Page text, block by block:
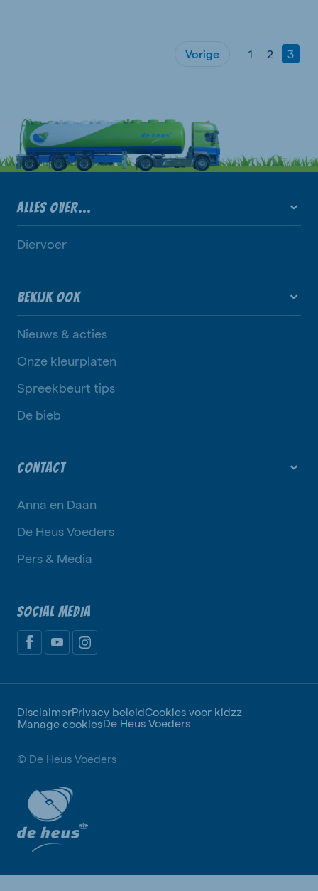
Vorige 1 2 3
ALLES OVER...
Diervoer
BEKIJK OOK
Nieuws & acties
Onze kleurplaten
Spreekbeurt tips
De bieb
CONTACT
Anna en Daan
De Heus Voeders
Pers & Media
SOCIAL MEDIA
DisclaimerPrivacy beleidCookies voor kidzz
Manage cookiesDe Heus Voeders
© De Heus Voeders